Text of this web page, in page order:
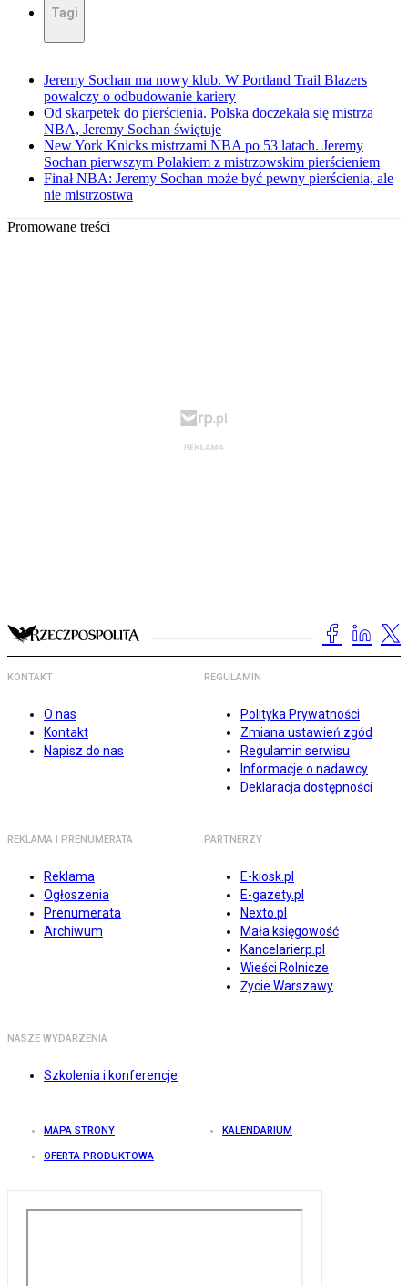
Tagi
Jeremy Sochan ma nowy klub. W Portland Trail Blazers
powalczy o odbudowanie kariery
Od skarpetek do pierścienia. Polska doczekała się mistrza
NBA, Jeremy Sochan świętuje
New York Knicks mistrzami NBA po 53 latach. Jeremy
Sochan pierwszym Polakiem z mistrzowskim pierścieniem
Finał NBA: Jeremy Sochan może być pewny pierścienia, ale
nie mistrzostwa
Promowane treści
KONTAKT
O nas
Kontakt
Napisz do nas
REGULAMIN
Polityka Prywatności
Zmiana ustawień zgód
Regulamin serwisu
Informacje o nadawcy
Deklaracja dostępności
REKLAMA I PRENUMERATA
Reklama
Ogłoszenia
Prenumerata
Archiwum
PARTNERZY
E-kiosk.pl
E-gazety.pl
Nexto.pl
Mała księgowość
Kancelarierp.pl
Wieści Rolnicze
Życie Warszawy
NASZE WYDARZENIA
Szkolenia i konferencje
MAPA STRONY KALENDARIUM
OFERTA PRODUKTOWA